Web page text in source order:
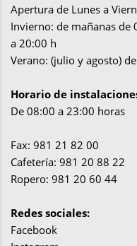
Apertura de Lunes a
Invierno: de mañanas de
a 20:00 h
Verano: (julio y agosto)
Horario de
De 08:00 a 23:00 horas
Fax: 981 21 82 00
Cafetería: 981 20 88 22
Ropero: 981 20 60 44
Redes sociales:
Facebook